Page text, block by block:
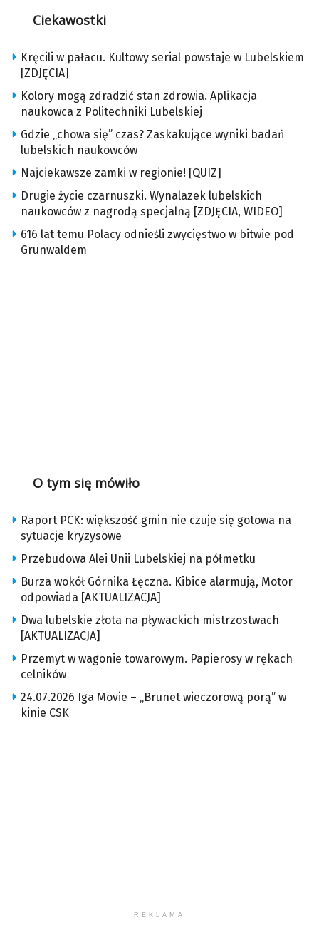
Ciekawostki
Kręcili w pałacu. Kultowy serial powstaje w Lubelskiem
[ZDJĘCIA]
Kolory mogą zdradzić stan zdrowia. Aplikacja
naukowca z Politechniki Lubelskiej
Gdzie „chowa się” czas? Zaskakujące wyniki badań
lubelskich naukowców
Najciekawsze zamki w regionie! [QUIZ]
Drugie życie czarnuszki. Wynalazek lubelskich
naukowców z nagrodą specjalną [ZDJĘCIA, WIDEO]
616 lat temu Polacy odnieśli zwycięstwo w bitwie pod
Grunwaldem
O tym się mówiło
Raport PCK: większość gmin nie czuje się gotowa na
sytuacje kryzysowe
Przebudowa Alei Unii Lubelskiej na półmetku
Burza wokół Górnika Łęczna. Kibice alarmują, Motor
odpowiada [AKTUALIZACJA]
Dwa lubelskie złota na pływackich mistrzostwach
[AKTUALIZACJA]
Przemyt w wagonie towarowym. Papierosy w rękach
celników
24.07.2026 Iga Movie – „Brunet wieczorową porą” w
kinie CSK
REKLAMA